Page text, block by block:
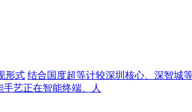
形式 结合国度超等计较深圳核心、深智城
艺正在智能终端、人